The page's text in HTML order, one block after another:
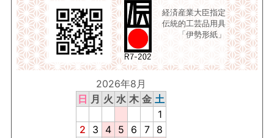
経済産業大臣指定
伝統的工芸品用具
「伊勢形紙」
2026年8月
日 月 火 水 木 金 土
1
2
3 4 5 6 7
8